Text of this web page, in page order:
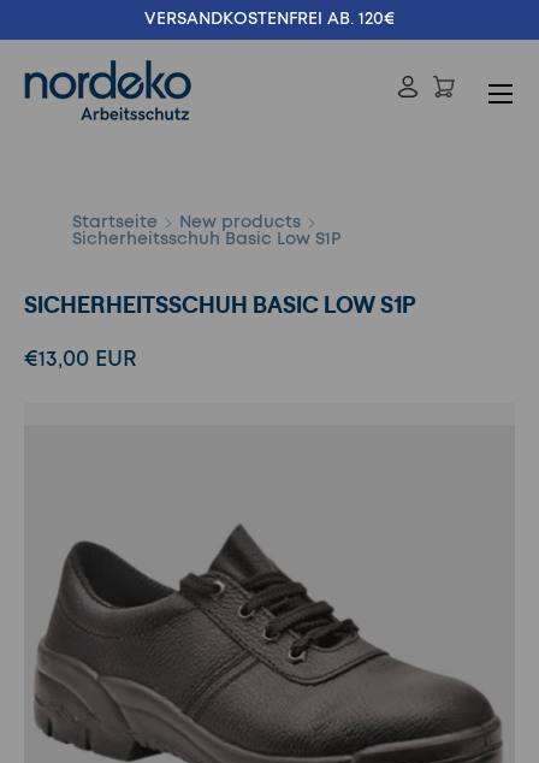
Direkt zum Inhalt
VERSANDKOSTENFREI AB. 120€
Einloggen
Startseite
New products
Sicherheitsschuh Basic Low S1P
SICHERHEITSSCHUH BASIC LOW S1P
€13,00 EUR